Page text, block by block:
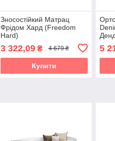
Зносостійкий Матрац
Фрідом Хард (Freedom
Hard)
3 322,09₴ 4 679 ₴
Купити
5